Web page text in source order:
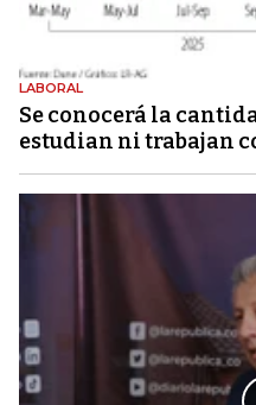
LABORAL
Se conocerá la
estudian ni trabajan